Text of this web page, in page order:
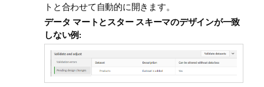
トと合わせて自動的に開きます。
データ マートとスター スキーマのデザインが一致
しない例: